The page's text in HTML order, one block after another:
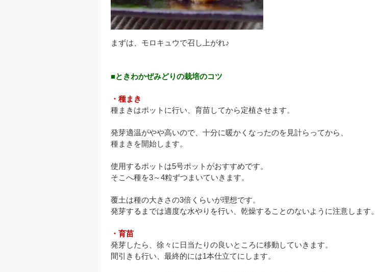
まずは、モロキュウで召し上がれ♪
■ときわかぜみどりの栽培のコツ
・種まき
種まきはポットに行い、育苗してから定植させます。
発芽適温がやや高いので、十分に暖かくなったのを見計らってから、
種まきを開始します。
使用するポットは5号ポットがおすすめです。
そこへ種を3～4粒ずつまいていきます。
覆土は種の大きさの3倍くらいが理想です。
発芽するまでは適度な水やりを行い、乾燥することのないように注意します。
・育苗
発芽したら、徐々に日当たりの良いところに移動していきます。
間引きも行い、最終的には1本仕立てにします。